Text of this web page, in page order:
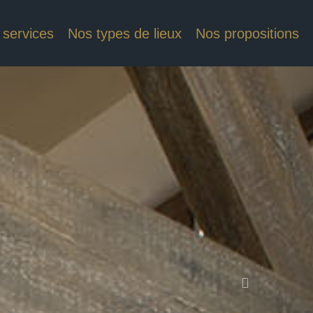
Nos types de lieux Nos propositions